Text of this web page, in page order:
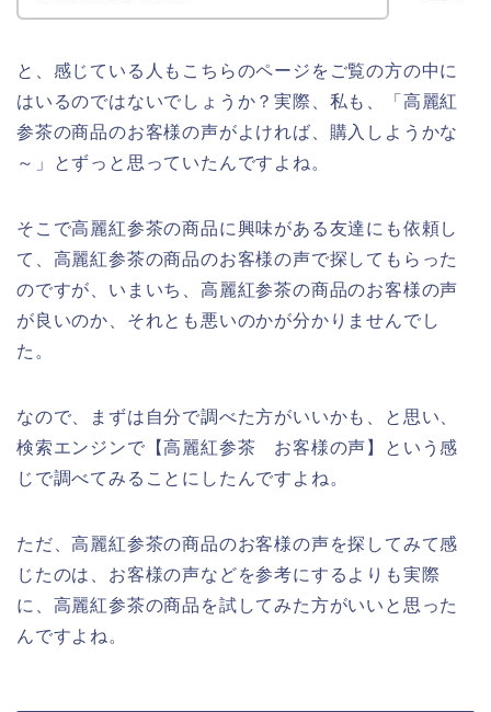
と、感じている人もこちらのページをご覧の方の中に
はいるのではないでしょうか？実際、私も、「高麗紅
参茶の商品のお客様の声がよければ、購入しようかな
～」とずっと思っていたんですよね。
そこで高麗紅参茶の商品に興味がある友達にも依頼し
て、高麗紅参茶の商品のお客様の声で探してもらった
のですが、いまいち、高麗紅参茶の商品のお客様の声
が良いのか、それとも悪いのかが分かりませんでし
た。
なので、まずは自分で調べた方がいいかも、と思い、
検索エンジンで【高麗紅参茶 お客様の声】という感
じで調べてみることにしたんですよね。
ただ、高麗紅参茶の商品のお客様の声を探してみて感
じたのは、お客様の声などを参考にするよりも実際
に、高麗紅参茶の商品を試してみた方がいいと思った
んですよね。